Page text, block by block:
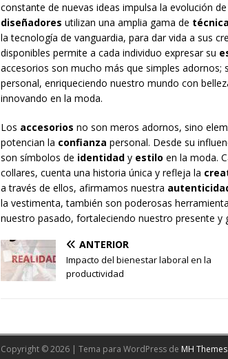
constante de nuevas ideas impulsa la evolución
diseñadores utilizan una amplia gama de
la tecnología de vanguardia, para dar vida a sus
disponibles permite a cada individuo expresar su
accesorios son mucho más que simples adornos;
personal, enriqueciendo nuestro mundo con
innovando en la moda.
Los accesorios no son meros adornos, sino
potencian la confianza personal. Desde su
son símbolos de identidad y estilo en la moda.
collares, cuenta una historia única y refleja la
a través de ellos, afirmamos nuestra
la vestimenta, también son poderosas
nuestro pasado, fortaleciendo nuestro presente
ANTERIOR
Impacto del bienestar laboral en la
productividad
Copyright © 2026 | Tema para WordPress de MH Themes